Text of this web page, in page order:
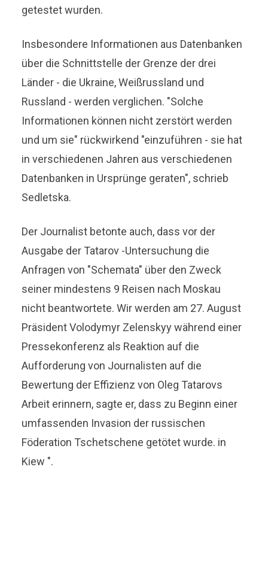
getestet wurden.
Insbesondere Informationen aus Datenbanken
über die Schnittstelle der Grenze der drei
Länder - die Ukraine, Weißrussland und
Russland - werden verglichen. "Solche
Informationen können nicht zerstört werden
und um sie" rückwirkend "einzuführen - sie hat
in verschiedenen Jahren aus verschiedenen
Datenbanken in Ursprünge geraten", schrieb
Sedletska.
Der Journalist betonte auch, dass vor der
Ausgabe der Tatarov -Untersuchung die
Anfragen von "Schemata" über den Zweck
seiner mindestens 9 Reisen nach Moskau
nicht beantwortete. Wir werden am 27. August
Präsident Volodymyr Zelenskyy während einer
Pressekonferenz als Reaktion auf die
Aufforderung von Journalisten auf die
Bewertung der Effizienz von Oleg Tatarovs
Arbeit erinnern, sagte er, dass zu Beginn einer
umfassenden Invasion der russischen
Föderation Tschetschene getötet wurde. in
Kiew ".